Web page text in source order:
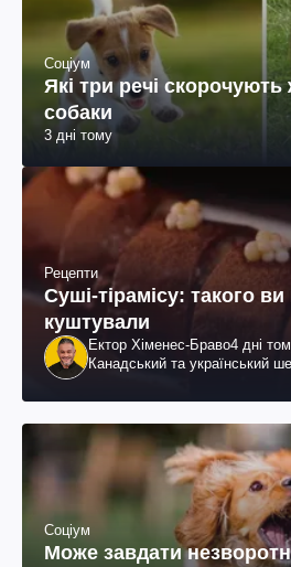
Соціум
Які три речі
собаки
3 дні тому
Рецепти
Суші-тірамісу: такого
куштували
Ектор Хіменес-Браво4 дні
Канадський та український
Соціум
Може завдати